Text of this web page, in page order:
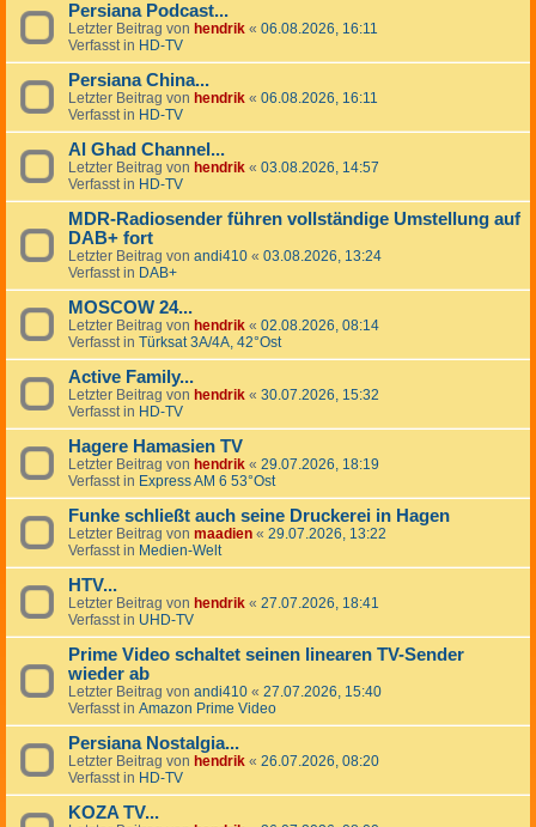
Persiana Podcast...
Letzter Beitrag von hendrik « 06.08.2026, 16:11
Verfasst in HD-TV
Persiana China...
Letzter Beitrag von hendrik « 06.08.2026, 16:11
Verfasst in HD-TV
Al Ghad Channel...
Letzter Beitrag von hendrik « 03.08.2026, 14:57
Verfasst in HD-TV
MDR-Radiosender führen vollständige Umstellung auf
DAB+ fort
Letzter Beitrag von andi410 « 03.08.2026, 13:24
Verfasst in DAB+
MOSCOW 24...
Letzter Beitrag von hendrik « 02.08.2026, 08:14
Verfasst in Türksat 3A/4A, 42°Ost
Active Family...
Letzter Beitrag von hendrik « 30.07.2026, 15:32
Verfasst in HD-TV
Hagere Hamasien TV
Letzter Beitrag von hendrik « 29.07.2026, 18:19
Verfasst in Express AM 6 53°Ost
Funke schließt auch seine Druckerei in Hagen
Letzter Beitrag von maadien « 29.07.2026, 13:22
Verfasst in Medien-Welt
HTV...
Letzter Beitrag von hendrik « 27.07.2026, 18:41
Verfasst in UHD-TV
Prime Video schaltet seinen linearen TV-Sender
wieder ab
Letzter Beitrag von andi410 « 27.07.2026, 15:40
Verfasst in Amazon Prime Video
Persiana Nostalgia...
Letzter Beitrag von hendrik « 26.07.2026, 08:20
Verfasst in HD-TV
KOZA TV...